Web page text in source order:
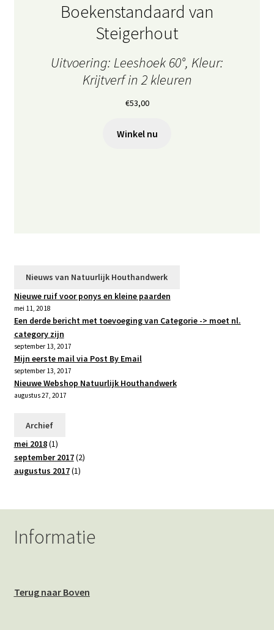
Boekenstandaard van
Steigerhout
Uitvoering: Leeshoek 60°, Kleur:
Krijtverf in 2 kleuren
€53,00
Winkel nu
Nieuws van Natuurlijk Houthandwerk
Nieuwe ruif voor ponys en kleine paarden
mei 11, 2018
Een derde bericht met toevoeging van Categorie -> moet nl.
category zijn
september 13, 2017
Mijn eerste mail via Post By Email
september 13, 2017
Nieuwe Webshop Natuurlijk Houthandwerk
augustus 27, 2017
Archief
mei 2018(1)
september 2017(2)
augustus 2017(1)
Informatie
Terug naar Boven